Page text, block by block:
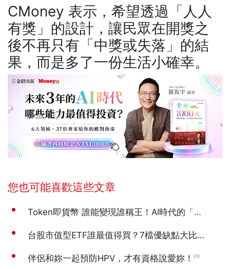
CMoney 表示，希望透過「人人
有獎」的設計，讓民眾在開獎之
後不再只有「中獎或失落」的結
果，而是多了一份生活小確幸。